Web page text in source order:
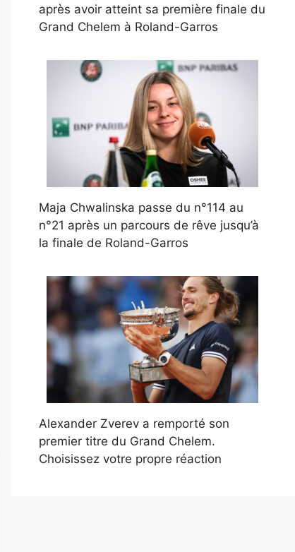
après avoir atteint sa première finale du
Grand Chelem à Roland-Garros
Maja Chwalinska passe du n°114 au
n°21 après un parcours de rêve jusqu’à
la finale de Roland-Garros
Alexander Zverev a remporté son
premier titre du Grand Chelem.
Choisissez votre propre réaction